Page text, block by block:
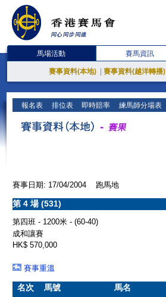
馬場活動 賽馬資訊
賽事資料(本地) 賽事資料(越洋轉播)
報名表 排位表 即時賠率 練馬師分場表
賽事日期: 17/04/2004 跑馬地
第 4 場 (531)
第四班 - 1200米 - (60-40)
成和讓賽
HK$ 570,000
賽事重溫
名次 馬號 馬名